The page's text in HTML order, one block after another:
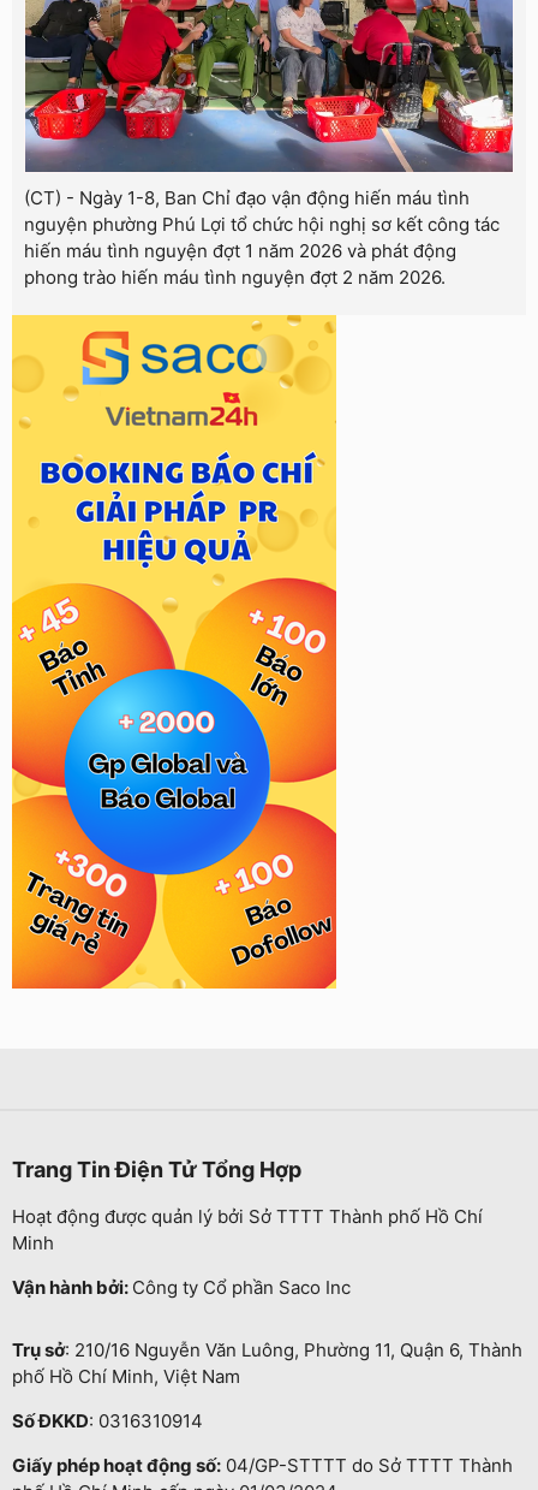
(CT) - Ngày 1-8, Ban Chỉ đạo vận động hiến máu tình
nguyện phường Phú Lợi tổ chức hội nghị sơ kết công tác
hiến máu tình nguyện đợt 1 năm 2026 và phát động
phong trào hiến máu tình nguyện đợt 2 năm 2026.
Trang Tin Điện Tử Tổng Hợp
Hoạt động được quản lý bởi Sở TTTT Thành phố Hồ Chí
Minh
Vận hành bởi: Công ty Cổ phần Saco Inc
Trụ sở: 210/16 Nguyễn Văn Luông, Phường 11, Quận 6, Thành
phố Hồ Chí Minh, Việt Nam
Số ĐKKD: 0316310914
Giấy phép hoạt động số: 04/GP-STTTT do Sở TTTT Thành